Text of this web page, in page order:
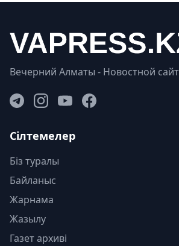
Вечерний Алматы - Новостной сайт
Сілтемелер
Біз туралы
Байланыс
Жарнама
Жазылу
Газет архиві